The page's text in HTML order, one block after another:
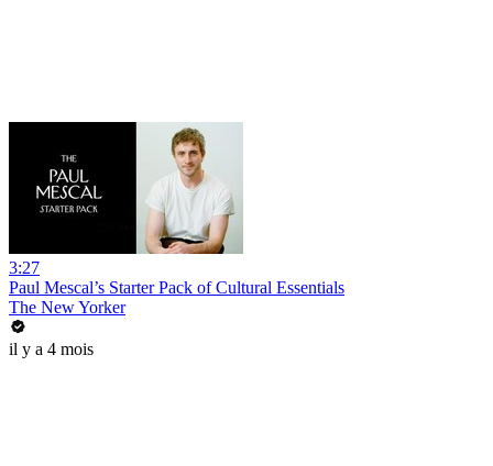
3:27
Paul Mescal’s Starter Pack of Cultural Essentials
The New Yorker
il y a 4 mois